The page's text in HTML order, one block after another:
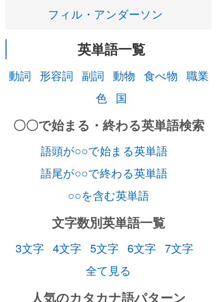
フィル・アンダーソン
英単語一覧
動詞 形容詞 副詞 動物 食べ物 職業
色 国
〇〇で始まる・終わる英単語検索
語頭が○○で始まる英単語
語尾が○○で終わる英単語
○○を含む英単語
文字数別英単語一覧
3文字 4文字 5文字 6文字 7文字
全て見る
人気のカタカナ語パターン